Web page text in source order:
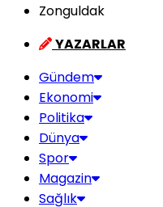
Zonguldak
YAZARLAR
Gündem
Ekonomi
Politika
Dünya
Spor
Magazin
Sağlık